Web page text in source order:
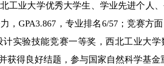
工业大学优秀大学生、学业先进个人
，GPA3.867，专业排名6/57；竞赛方
实验技能竞赛一等奖，西北工业大
得良好结题，参与国家自然科学基金